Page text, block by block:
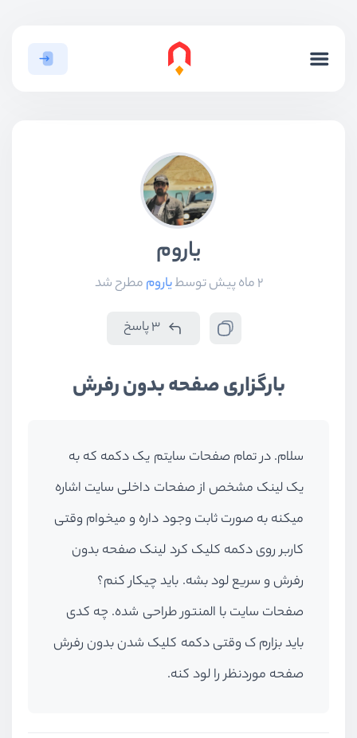
یاروم
2 ماه پیش توسطیاروممطرح شد
3 پاسخ
بارگزاری صفحه بدون رفرش
سلام. در تمام صفحات سایتم یک دکمه که به
یک لینک مشخص از صفحات داخلی سایت اشاره
میکنه به صورت ثابت وجود داره و میخوام وقتی
کاربر روی دکمه کلیک کرد لینک صفحه بدون
رفرش و سریع لود بشه. باید چیکار کنم؟
صفحات سایت با المنتور طراحی شده. چه کدی
باید بزارم ک وقتی دکمه کلیک شدن بدون رفرش
صفحه موردنظر را لود کنه.